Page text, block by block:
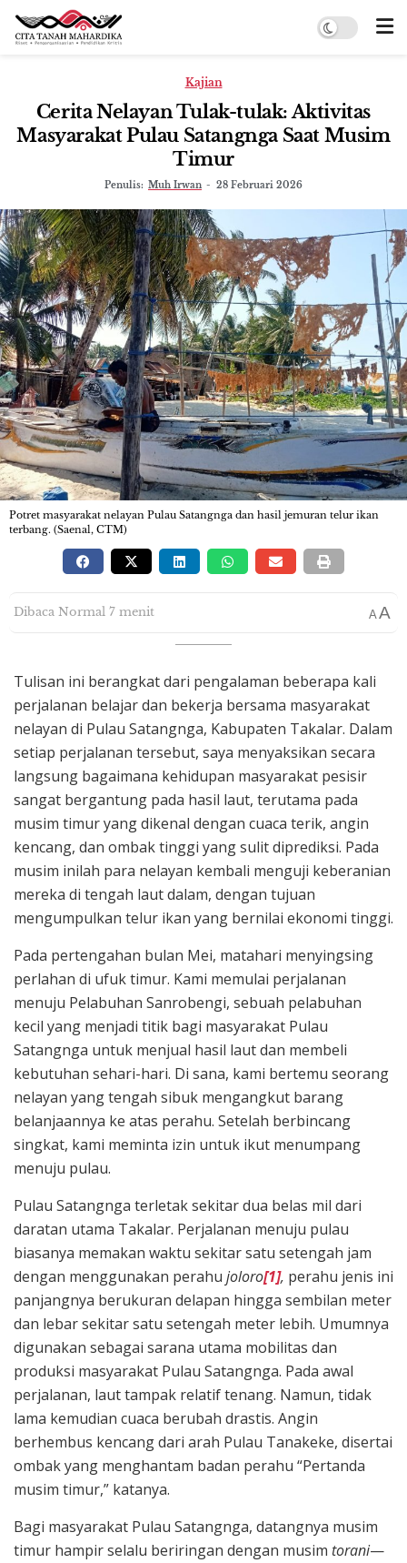
Kajian
Cerita Nelayan Tulak-tulak: Aktivitas
Masyarakat Pulau Satangnga Saat Musim
Timur
Penulis: Muh Irwan - 28 Februari 2026
Potret masyarakat nelayan Pulau Satangnga dan hasil jemuran telur ikan
terbang. (Saenal, CTM)
Dibaca Normal 7 menit AA
Tulisan ini berangkat dari pengalaman beberapa kali
perjalanan belajar dan bekerja bersama masyarakat
nelayan di Pulau Satangnga, Kabupaten Takalar. Dalam
setiap perjalanan tersebut, saya menyaksikan secara
langsung bagaimana kehidupan masyarakat pesisir
sangat bergantung pada hasil laut, terutama pada
musim timur yang dikenal dengan cuaca terik, angin
kencang, dan ombak tinggi yang sulit diprediksi. Pada
musim inilah para nelayan kembali menguji keberanian
mereka di tengah laut dalam, dengan tujuan
mengumpulkan telur ikan yang bernilai ekonomi tinggi.
Pada pertengahan bulan Mei, matahari menyingsing
perlahan di ufuk timur. Kami memulai perjalanan
menuju Pelabuhan Sanrobengi, sebuah pelabuhan
kecil yang menjadi titik bagi masyarakat Pulau
Satangnga untuk menjual hasil laut dan membeli
kebutuhan sehari-hari. Di sana, kami bertemu seorang
nelayan yang tengah sibuk mengangkut barang
belanjaannya ke atas perahu. Setelah berbincang
singkat, kami meminta izin untuk ikut menumpang
menuju pulau.
Pulau Satangnga terletak sekitar dua belas mil dari
daratan utama Takalar. Perjalanan menuju pulau
biasanya memakan waktu sekitar satu setengah jam
dengan menggunakan perahu joloro[1], perahu jenis ini
panjangnya berukuran delapan hingga sembilan meter
dan lebar sekitar satu setengah meter lebih. Umumnya
digunakan sebagai sarana utama mobilitas dan
produksi masyarakat Pulau Satangnga. Pada awal
perjalanan, laut tampak relatif tenang. Namun, tidak
lama kemudian cuaca berubah drastis. Angin
berhembus kencang dari arah Pulau Tanakeke, disertai
ombak yang menghantam badan perahu “Pertanda
musim timur,” katanya.
Bagi masyarakat Pulau Satangnga, datangnya musim
timur hampir selalu beriringan dengan musim torani—